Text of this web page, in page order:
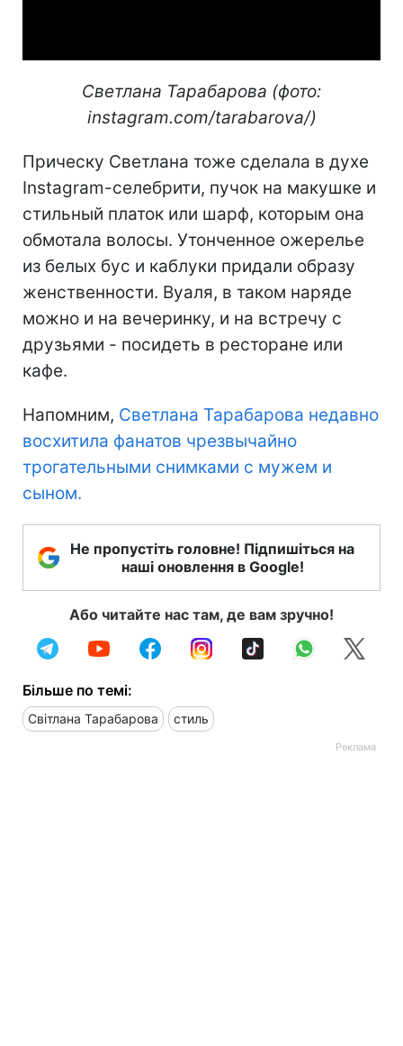
Светлана Тарабарова (фото:
instagram.com/tarabarova/)
Прическу Светлана тоже сделала в духе
Instagram-селебрити, пучок на макушке и
стильный платок или шарф, которым она
обмотала волосы. Утонченное ожерелье
из белых бус и каблуки придали образу
женственности. Вуаля, в таком наряде
можно и на вечеринку, и на встречу с
друзьями - посидеть в ресторане или
кафе.
Напомним, Светлана Тарабарова недавно
восхитила фанатов чрезвычайно
трогательными снимками с мужем и
сыном.
Не пропустіть головне! Підпишіться на
наші оновлення в Google!
Або читайте нас там, де вам зручно!
Більше по темі:
Світлана Тарабарова стиль